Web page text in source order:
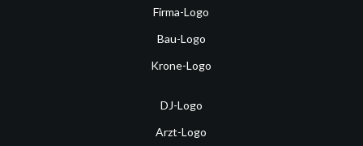
Firma-Logo
Bau-Logo
Krone-Logo
DJ-Logo
Arzt-Logo